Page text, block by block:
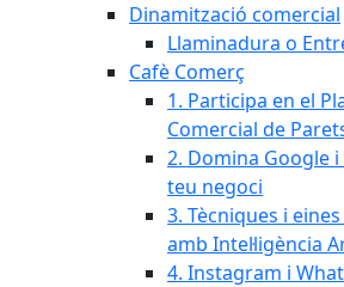
Dinamització comercial
Llaminadura o
Cafè Comerç
1. Participa en el
Comercial de
2. Domina Google
teu negoci
3. Tècniques i
amb Intel·ligència
4. Instagram i